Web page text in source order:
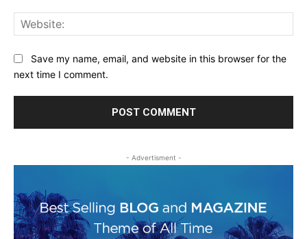
Save my name, email, and website in this browser for the
next time I comment.
- Advertisment -